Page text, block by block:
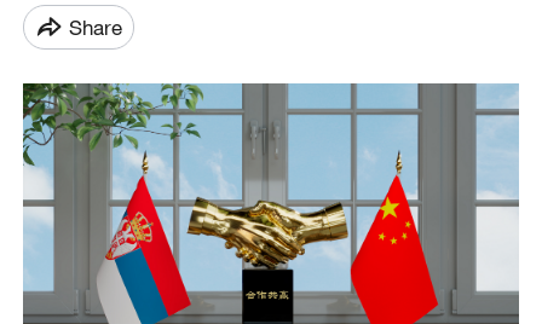
Share